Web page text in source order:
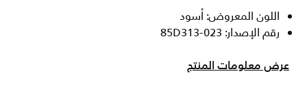
اللون المعروض: أسود
رقم الإصدار: 85D313-023
عرض معلومات المنتج